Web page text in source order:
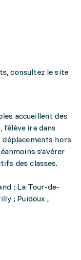
consultez le site
accueillent des
ira dans
déplacements hors
s’avérer
des classes.
; La Tour-de-
; Puidoux ;